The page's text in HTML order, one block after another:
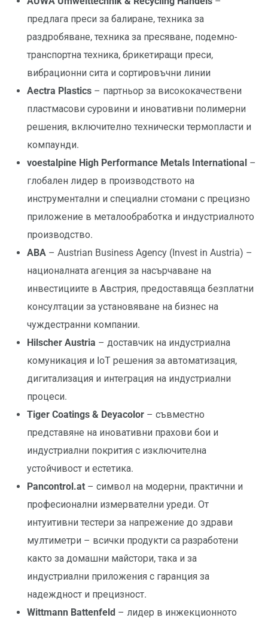
предлага преси за балиране, техника за
раздробяване, техника за пресяване, подемно-
транспортна техника, брикетиращи преси,
вибрационни сита и сортировъчни линии
Aectra Plastics – партньор за висококачествени
пластмасови суровини и иновативни полимерни
решения, включително технически термопласти и
компаунди.
voestalpine High Performance Metals International –
глобален лидер в производството на
инструментални и специални стомани с прецизно
приложение в металообработка и индустриалното
производство.
ABA – Austrian Business Agency (Invest in Austria) –
националната агенция за насърчаване на
инвестициите в Австрия, предоставяща безплатни
консултации за установяване на бизнес на
чуждестранни компании.
Hilscher Austria – доставчик на индустриална
комуникация и IoT решения за автоматизация,
дигитализация и интеграция на индустриални
процеси.
Tiger Coatings & Deyacolor – съвместно
представяне на иновативни прахови бои и
индустриални покрития с изключителна
устойчивост и естетика.
Pancontrol.at – символ на модерни, практични и
професионални измервателни уреди. От
интуитивни тестери за напрежение до здрави
мултиметри – всички продукти са разработени
както за домашни майстори, така и за
индустриални приложения с гаранция за
надеждност и прецизност.
Wittmann Battenfeld – лидер в инжекционното